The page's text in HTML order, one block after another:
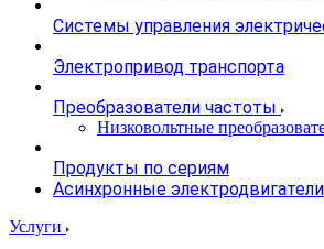
Системы управления
Электропривод транспорта
Преобразователи частоты
Низковольтные
Продукты по сериям
Асинхронные электродвигатели
Услуги